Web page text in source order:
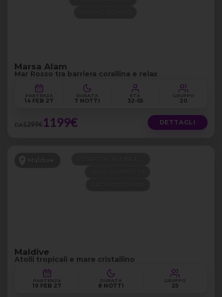
Marsa Alam
Mar Rosso tra barriera corallina e relax
PARTENZA
14 FEB 27
DURATA
7 NOTTI
ETÀ
32-55
GRUPPO
20
DA1299€1199€ DETTAGLI
Maldive
Maldive
Atolli tropicali e mare cristallino
PARTENZA
19 FEB 27
DURATA
8 NOTTI
GRUPPO
25